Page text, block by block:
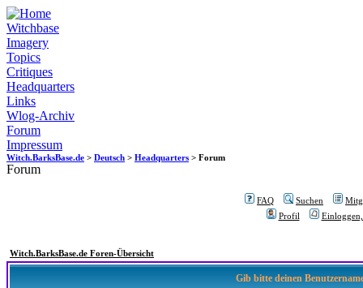
Witchbase
Imagery
Topics
Critiques
Headquarters
Links
Wlog-Archiv
Forum
Impressum
Witch.BarksBase.de > Deutsch > Headquarters > Forum
Forum
FAQ Suchen
Profil
Witch.BarksBase.de Foren-Übersicht
Gib bitte deinen